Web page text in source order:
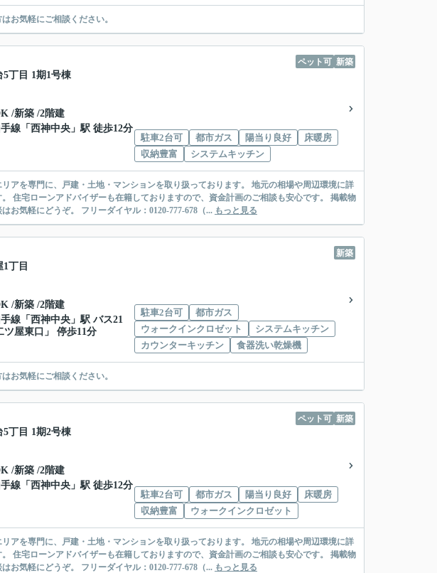
お気軽にご相談ください。
ペット可 新築
丁目 1期1号棟
/新築 /2階建
線 「 西神中央 」駅 徒歩12分
駐車2台可
都市ガス 陽当り良好
床暖房
収納豊富
システムキッチン
アを専門に、戸建・土地・マンションを取り扱っております。 地元の相場や周辺環境に詳
住宅ローンアドバイザーも在籍しておりますので、資金計画のご相談も安心です。 掲載物
お気軽にどうぞ。 フリーダイヤル：0120-777-678（... もっと見る
新築
丁目
/新築 /2階建
線 「 西神中央 」駅 バス21
ツ屋東口」 停歩11分
駐車2台可
都市ガス
ウォークインクロゼット
システムキッチン
カウンターキッチン
食器洗い乾燥機
お気軽にご相談ください。
ペット可 新築
丁目 1期2号棟
/新築 /2階建
線 「 西神中央 」駅 徒歩12分
駐車2台可
都市ガス 陽当り良好
床暖房
収納豊富
ウォークインクロゼット
アを専門に、戸建・土地・マンションを取り扱っております。 地元の相場や周辺環境に詳
住宅ローンアドバイザーも在籍しておりますので、資金計画のご相談も安心です。 掲載物
お気軽にどうぞ。 フリーダイヤル：0120-777-678（... もっと見る